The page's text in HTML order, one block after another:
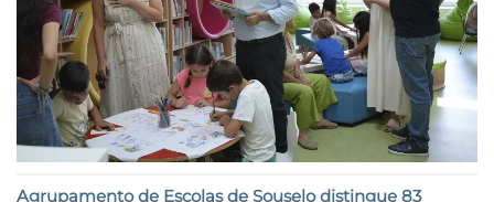
Agrupamento de Escolas de Souselo distingue 83